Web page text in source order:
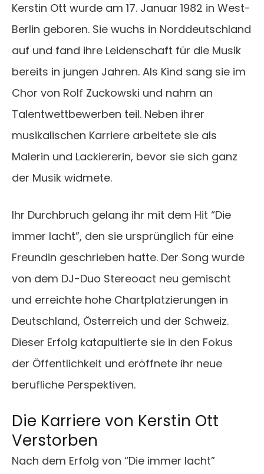
Kerstin Ott wurde am 17. Januar 1982 in West-
Berlin geboren. Sie wuchs in Norddeutschland
auf und fand ihre Leidenschaft für die Musik
bereits in jungen Jahren. Als Kind sang sie im
Chor von Rolf Zuckowski und nahm an
Talentwettbewerben teil. Neben ihrer
musikalischen Karriere arbeitete sie als
Malerin und Lackiererin, bevor sie sich ganz
der Musik widmete.
Ihr Durchbruch gelang ihr mit dem Hit “Die
immer lacht”, den sie ursprünglich für eine
Freundin geschrieben hatte. Der Song wurde
von dem DJ-Duo Stereoact neu gemischt
und erreichte hohe Chartplatzierungen in
Deutschland, Österreich und der Schweiz.
Dieser Erfolg katapultierte sie in den Fokus
der Öffentlichkeit und eröffnete ihr neue
berufliche Perspektiven.
Die Karriere von Kerstin Ott
Verstorben
Nach dem Erfolg von “Die immer lacht”